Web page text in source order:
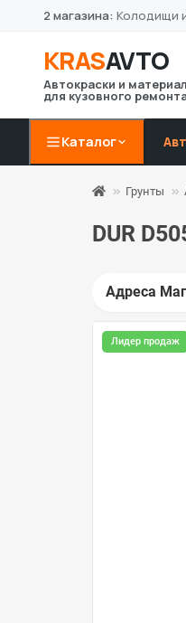
2 магазина: Колодищи
KRASAVTO
Автокраски и
для кузовного
Каталог
Грунты
DUR
Адреса
Лидер продаж